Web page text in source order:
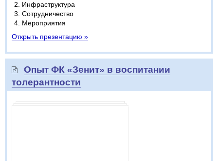
Инфраструктура
Сотрудничество
Мероприятия
Открыть презентацию »
Опыт ФК «Зенит» в воспитании
толерантности